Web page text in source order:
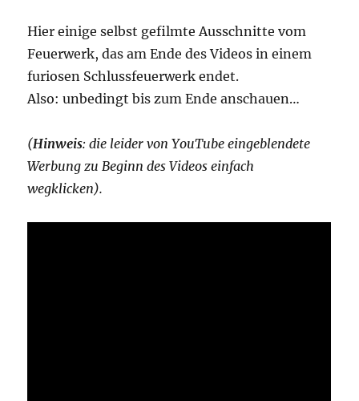
Hier einige selbst gefilmte Ausschnitte vom
Feuerwerk, das am Ende des Videos in einem
furiosen Schlussfeuerwerk endet.
Also: unbedingt bis zum Ende anschauen…
(Hinweis: die leider von YouTube eingeblendete
Werbung zu Beginn des Videos einfach
wegklicken).